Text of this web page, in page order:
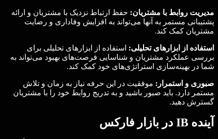
مدیریت روابط با مشتریان: حفظ ارتباط نزدیک با مشتریان و ارائه
پشتیبانی مستمر به آنها می‌تواند به افزایش وفاداری و رضایت
مشتریان کمک کند.
استفاده از ابزارهای تحلیلی: استفاده از ابزارهای تحلیلی برای
بررسی عملکرد مشتریان و شناسایی فرصت‌های بهبود می‌تواند به
شما در بهینه‌سازی استراتژی‌های خود کمک کند.
صبوری و استمرار: موفقیت در این حرفه نیاز به زمان و تلاش
مستمر دارد. باید صبور باشید و به تدریج روابط خود را با مشتریان
گسترش دهید.
آینده IB در بازار فارکس